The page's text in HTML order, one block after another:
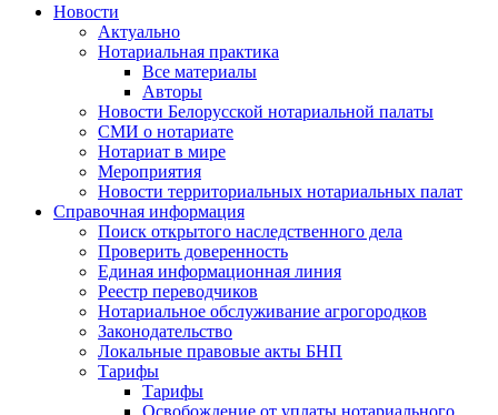
Новости
Актуально
Нотариальная практика
Все материалы
Авторы
Новости Белорусской нотариальной палаты
СМИ о нотариате
Нотариат в мире
Мероприятия
Новости территориальных нотариальных палат
Справочная информация
Поиск открытого наследственного дела
Проверить доверенность
Единая информационная линия
Реестр переводчиков
Нотариальное обслуживание агрогородков
Законодательство
Локальные правовые акты БНП
Тарифы
Тарифы
Освобождение от уплаты нотариального